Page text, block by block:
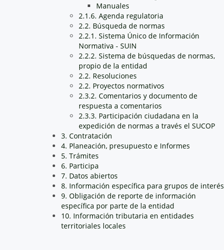
Manuales
2.1.6. Agenda regulatoria
2.2. Búsqueda de normas
2.2.1. Sistema Único de Información
Normativa - SUIN
2.2.2. Sistema de búsquedas de normas,
propio de la entidad
2.2. Resoluciones
2.2. Proyectos normativos
2.3.2. Comentarios y documento de
respuesta a comentarios
2.3.3. Participación ciudadana en la
expedición de normas a través el SUCOP
3. Contratación
4. Planeación, presupuesto e Informes
5. Trámites
6. Participa
7. Datos abiertos
8. Información específica para grupos de interés
9. Obligación de reporte de información
específica por parte de la entidad
10. Información tributaria en entidades
territoriales locales